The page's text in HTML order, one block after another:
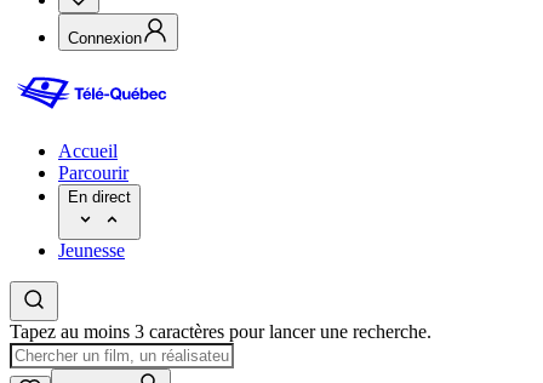
Connexion
Accueil
Parcourir
En direct
Jeunesse
Tapez au moins 3 caractères pour lancer une recherche.